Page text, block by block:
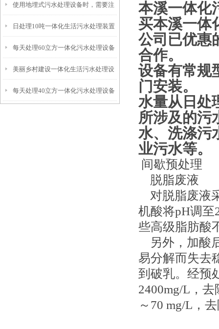
使用地埋式污水处理设备时，需要注
意以下事项
日处理10吨一体化生活污水处理装置
每天处理60立方一体化污水处理设备
美丽乡村建设一体化生活污水处理设
备
每天处理40立方一体化污水处理设备
本溪一体化
买本溪一体
公司已优惠
合作。
设备有常规
门安装。
水量从日处
所涉及的污
水、洗涤污
业污水等。
间歇预处理
脱脂废液
对脱脂废液
机酸将pH调至
些高级脂肪酸
另外，加酸
易分解而失去
到破乳。经预
2400mg/L，
～70 mg/L，